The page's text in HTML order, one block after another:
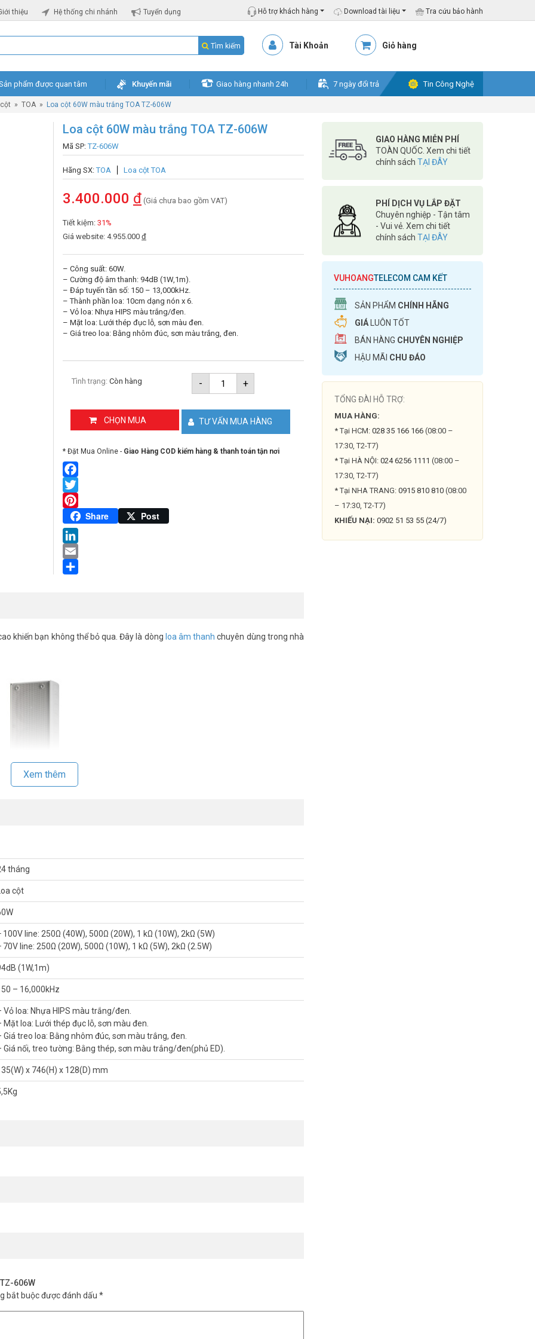
thiệu Hệ thống chi nhánh Tuyển dụng Hỗ trợ khách hàng Download tài liệu Tra cứu bảo hành
Tìm kiếm Tài Khoản Giỏ hàng
phẩm được quan tâm Khuyến mãi Giao hàng nhanh 24h 7 ngày đổi trả Tin Công Nghệ
» TOA » Loa cột 60W màu trắng TOA TZ-606W
Loa cột 60W màu trắng TOA TZ-606W
Mã SP:TZ-606W
Hãng SX:TOA Loa cột TOA
3.400.000 đ (Giá chưa bao gồm VAT)
Tiết kiệm: 31%
Giá website: 4.955.000 đ
– Công suất: 60W.
– Cường độ âm thanh: 94dB (1W,1m).
– Đáp tuyến tần số: 150 – 13,000kHz.
– Thành phần loa: 10cm dạng nón x 6.
– Vỏ loa: Nhựa HIPS màu trắng/đen.
– Mặt loa: Lưới thép đục lỗ, sơn màu đen.
– Giá treo loa: Bằng nhôm đúc, sơn màu trắng, đen.
-
Loa
cột
60W
trắng
TOA
TZ-
số
+
Tình trạng: Còn hàng
CHỌN MUA TƯ VẤN MUA HÀNG
* Đặt Mua Online - Giao Hàng COD kiểm hàng & thanh toán tận nơi
Facebook
Twitter
Pinterest
Share Post
LinkedIn
Email
khiến bạn không thể bỏ qua. Đây là dòng loa âm thanh chuyên dùng trong nhà
206B trong cùng series loa cột TOA TZ,
sắp xếp theo 1 chiều dọc trên vách ngăn. Đặc điểm này giúp loa tạo định hướng
khuếch đại với độ vang và phản hồi thấp nhất, có hiệu quả cao trong việc giảm
loa cột TOA TZ-606W có khả năng chịu được điều kiện thời tiết trong việc lắp
có thể gắn trực tiếp lên trần hoặc tường nhờ giá đỡ đi kèm nên thi công lắp đặt
Xem thêm
tháng
cột
100V line: 250Ω (40W), 500Ω (20W), 1 kΩ (10W), 2kΩ (5W)
70V line: 250Ω (20W), 500Ω (10W), 1 kΩ (5W), 2kΩ (2.5W)
(1W,1m)
– 16,000kHz
Vỏ loa: Nhựa HIPS màu trắng/đen.
Mặt loa: Lưới thép đục lỗ, sơn màu đen.
Giá treo loa: Bằng nhôm đúc, sơn màu trắng, đen.
Giá nối, treo tường: Bằng thép, sơn màu trắng/đen(phủ ED).
x 746(H) x 128(D) mm
606W
bắt buộc được đánh dấu *
GIAO HÀNG MIỄN PHÍ
TOÀN QUỐC. Xem chi tiết
chính sách TẠI ĐÂY
PHÍ DỊCH VỤ LẮP ĐẶT
Chuyên nghiệp - Tận tâm
- Vui vẻ. Xem chi tiết
chính sách TẠI ĐÂY
VUHOANGTELECOM CAM KẾT
SẢN PHẨM CHÍNH HÃNG
GIÁ LUÔN TỐT
BÁN HÀNG CHUYÊN NGHIỆP
HẬU MÃI CHU ĐÁO
TỔNG ĐÀI HỖ TRỢ:
MUA HÀNG:
* Tại HCM: 028 35 166 166 (08:00 –
17:30, T2-T7)
* Tại HÀ NỘI: 024 6256 1111 (08:00 –
17:30, T2-T7)
* Tại NHA TRANG: 0915 810 810 (08:00
– 17:30, T2-T7)
KHIẾU NẠI: 0902 51 53 55 (24/7)